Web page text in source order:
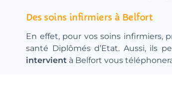
Des soins infirmiers à Belfort
En effet, pour vos soins infirmiers,
santé Diplômés d’Etat. Aussi, ils
intervient à Belfort vous